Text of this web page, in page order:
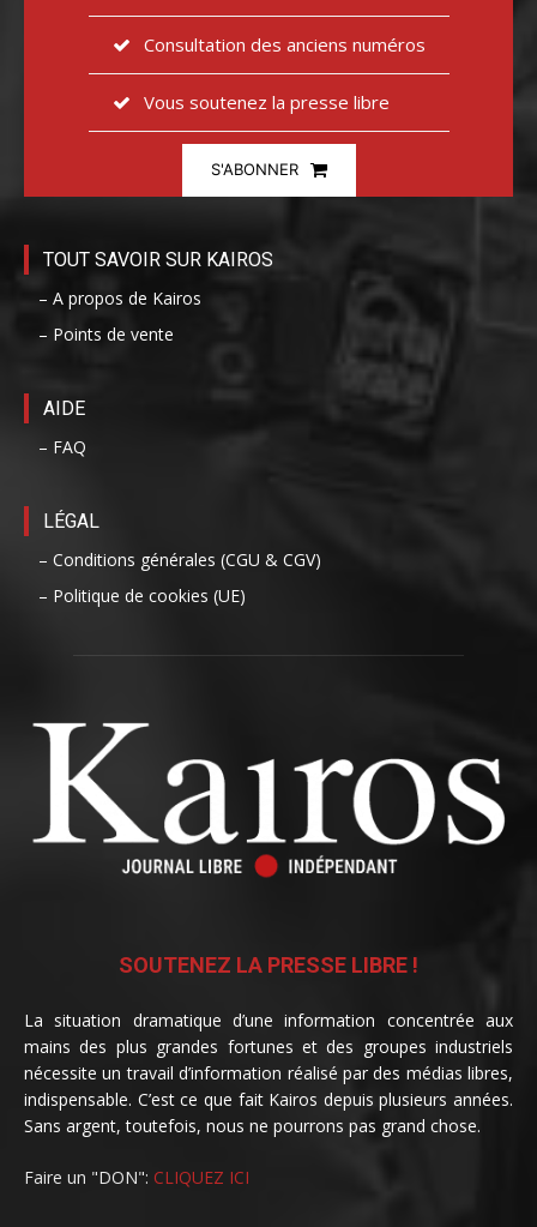
Consultation des anciens numéros
Vous soutenez la presse libre
S'ABONNER
TOUT SAVOIR SUR KAIROS
– A propos de Kairos
– Points de vente
AIDE
– FAQ
LÉGAL
– Conditions générales (CGU & CGV)
– Politique de cookies (UE)
SOUTENEZ LA PRESSE LIBRE !
La situation dramatique d’une information concentrée aux
mains des plus grandes fortunes et des groupes industriels
nécessite un travail d’information réalisé par des médias libres,
indispensable. C’est ce que fait Kairos depuis plusieurs années.
Sans argent, toutefois, nous ne pourrons pas grand chose.
Faire un "DON": CLIQUEZ ICI